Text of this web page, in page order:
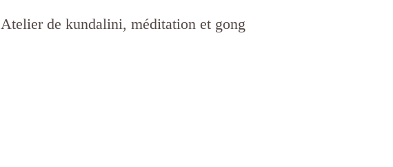
Atelier de kundalini, méditation et gong